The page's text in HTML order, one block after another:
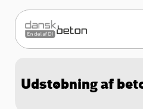
Udstøbning af